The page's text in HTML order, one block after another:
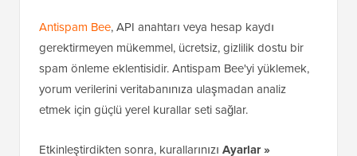
etmek için güçlü yerel kurallar seti sağlar.
Etkinleştirdikten sonra, kurallarınızı Ayarlar »
Antispam Beebölümüne giderek yapılandırabilirsiniz.